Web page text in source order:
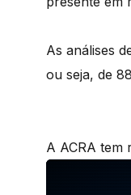
As análises
ou seja, de
A ACRA tem